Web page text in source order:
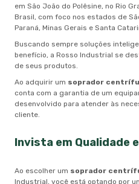
em São João do Polêsine, no Rio
Brasil, com foco nos estados de
Paraná, Minas Gerais e Santa
Buscando sempre soluções
benefício, a Rosso Industrial se
de seus produtos.
Ao adquirir um soprador
conta com a garantia de um
desenvolvido para atender às
cliente.
Invista em Qualidade
Ao escolher um soprador
Industrial, você está optando por